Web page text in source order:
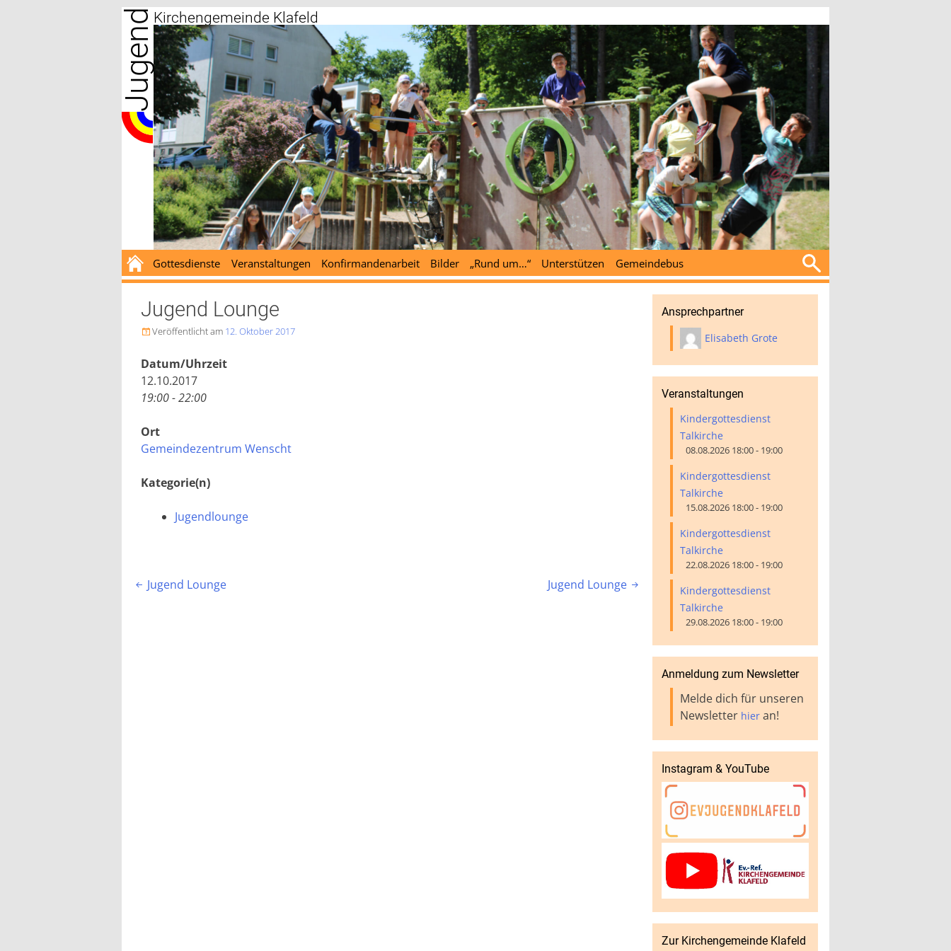
Zum
Inhalt
springen
JugendKirchengemeinde Klafeld
Gottesdienste Veranstaltungen Konfirmandenarbeit Bilder „Rund um…“ Unterstützen Gemeindebus
nach:
Jugend Lounge
Veröffentlicht am 12. Oktober 2017
Datum/Uhrzeit
12.10.2017
19:00 - 22:00
Ort
Gemeindezentrum Wenscht
Kategorie(n)
Jugendlounge
Beitragsnavigation
 Jugend Lounge Jugend Lounge 
Ansprechpartner
Elisabeth Grote
Veranstaltungen
Kindergottesdienst
Talkirche
08.08.2026 18:00 - 19:00
Kindergottesdienst
Talkirche
15.08.2026 18:00 - 19:00
Kindergottesdienst
Talkirche
22.08.2026 18:00 - 19:00
Kindergottesdienst
Talkirche
29.08.2026 18:00 - 19:00
Anmeldung zum Newsletter
Melde dich für unseren
Newsletter hieran!
Instagram & YouTube
Zur Kirchengemeinde Klafeld